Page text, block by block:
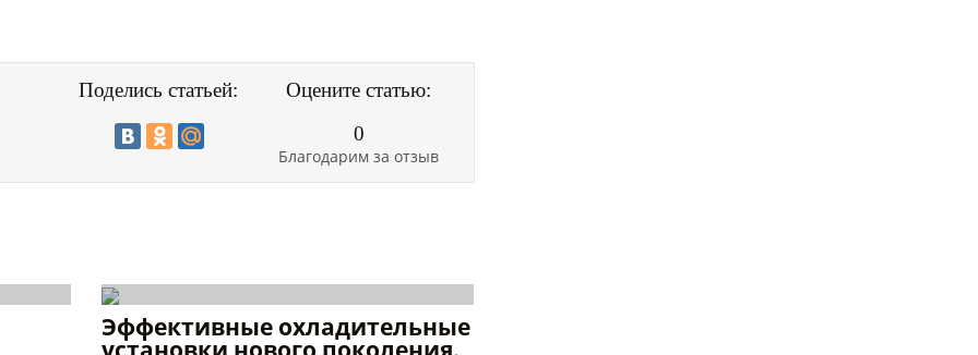
Поделись статьей:
Оцените статью:
0
Благодарим за отзыв
Эффективные охладительные